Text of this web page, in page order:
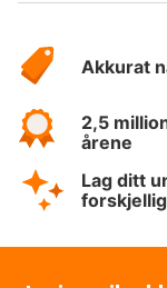
Hotelspecials
Akkurat
2,5
årene
Lag ditt